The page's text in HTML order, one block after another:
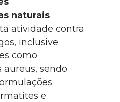
naturais
atividade contra
inclusive
como
aureus, sendo
e